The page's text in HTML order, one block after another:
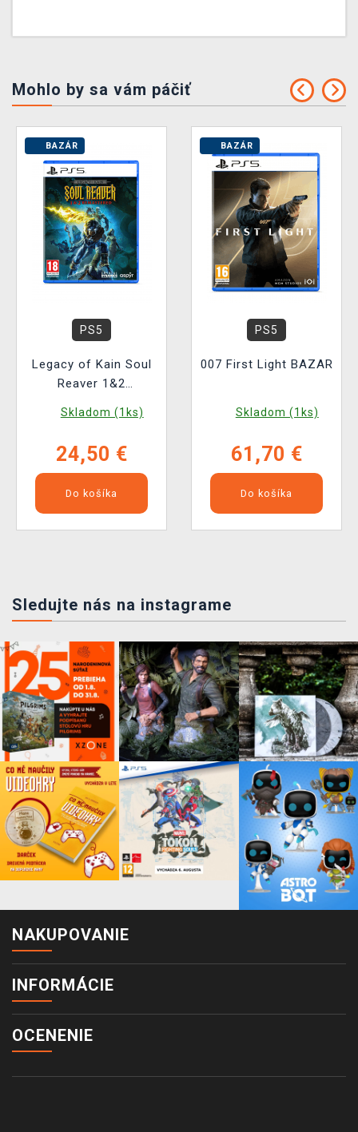
Mohlo by sa vám páčiť
BAZÁR
PS5
Legacy of Kain Soul
Reaver 1&2
Skladom (1ks)
24,50 €
Do košíka
BAZÁR
PS5
007 First Light BAZAR
Skladom (1ks)
61,70 €
Do košíka
Sledujte nás na instagrame
NAKUPOVANIE
INFORMÁCIE
OCENENIE